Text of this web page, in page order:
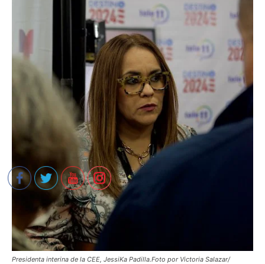
Presidenta interina de la CEE, JessiKa Padilla.Foto por Victoria Salazar/